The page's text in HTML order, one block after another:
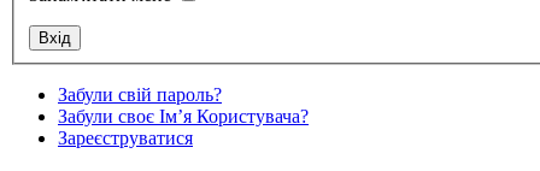
Забули свій пароль?
Забули своє Ім’я Користувача?
Зареєструватися